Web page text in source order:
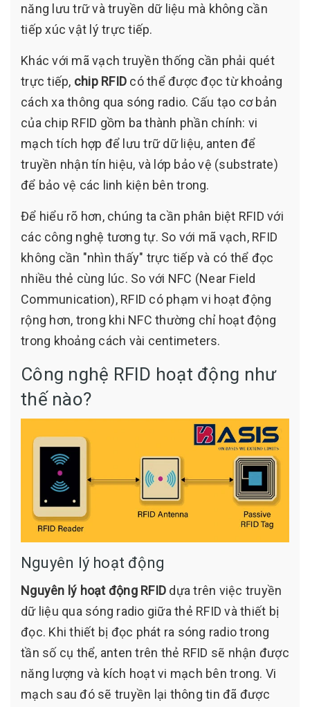
năng lưu trữ và truyền dữ liệu mà không cần
tiếp xúc vật lý trực tiếp.
Khác với mã vạch truyền thống cần phải quét
trực tiếp, chip RFID có thể được đọc từ khoảng
cách xa thông qua sóng radio. Cấu tạo cơ bản
của chip RFID gồm ba thành phần chính: vi
mạch tích hợp để lưu trữ dữ liệu, anten để
truyền nhận tín hiệu, và lớp bảo vệ (substrate)
để bảo vệ các linh kiện bên trong.
Để hiểu rõ hơn, chúng ta cần phân biệt RFID với
các công nghệ tương tự. So với mã vạch, RFID
không cần "nhìn thấy" trực tiếp và có thể đọc
nhiều thẻ cùng lúc. So với NFC (Near Field
Communication), RFID có phạm vi hoạt động
rộng hơn, trong khi NFC thường chỉ hoạt động
trong khoảng cách vài centimeters.
Công nghệ RFID hoạt động như
thế nào?
Nguyên lý hoạt động
Nguyên lý hoạt động RFID dựa trên việc truyền
dữ liệu qua sóng radio giữa thẻ RFID và thiết bị
đọc. Khi thiết bị đọc phát ra sóng radio trong
tần số cụ thể, anten trên thẻ RFID sẽ nhận được
năng lượng và kích hoạt vi mạch bên trong. Vi
mạch sau đó sẽ truyền lại thông tin đã được